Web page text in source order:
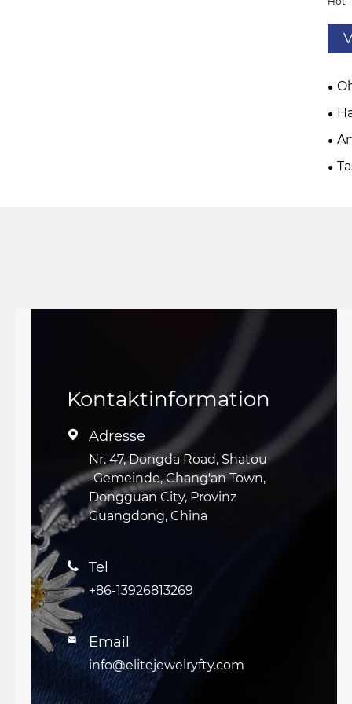
Kontaktinformation
 Adresse
Nr. 47, Dongda Road, Shatou
-Gemeinde, Chang'an Town,
Dongguan City, Provinz
Guangdong, China
 Tel
+86-13926813269
 Email
info@elitejewelryfty.com